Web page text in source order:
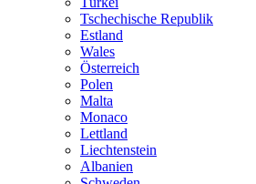
Tschechische Republik
Estland
Wales
Österreich
Polen
Malta
Monaco
Lettland
Liechtenstein
Albanien